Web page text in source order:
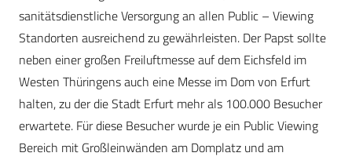
sanitätsdienstliche Versorgung an allen Public – Viewing
Standorten ausreichend zu gewährleisten. Der Papst sollte
neben einer großen Freiluftmesse auf dem Eichsfeld im
Westen Thüringens auch eine Messe im Dom von Erfurt
halten, zu der die Stadt Erfurt mehr als 100.000 Besucher
erwartete. Für diese Besucher wurde je ein Public Viewing
Bereich mit Großleinwänden am Domplatz und am